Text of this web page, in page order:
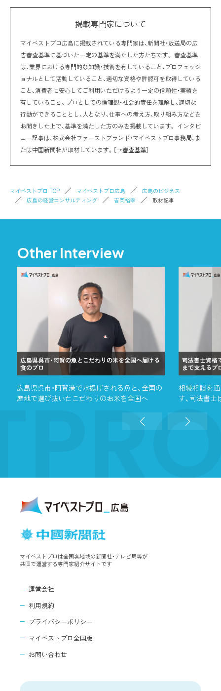
掲載専門家について
マイベストプロ広島に掲載されている専門家は、新聞社・放送局の広
告審査基準に基づいた一定の基準を満たした方たちです。 審査基準
は、業界における専門的な知識・技術を有していること、プロフェッシ
ョナルとして活動していること、適切な資格や許認可を取得している
こと、消費者に安心してご利用いただけるよう一定の信頼性・実績を
有していること、 プロとしての倫理観・社会的責任を理解し、適切な
行動ができることとし、人となり、仕事への考え方、取り組み方などを
お聞きした上で、基準を満たした方のみを掲載しています。 インタビ
ュー記事は、株式会社ファーストブランド・マイベストプロ事務局、ま
たは中国新聞社が取材しています。［→審査基準］
マイベストプロ TOP マイベストプロ広島
広島のビジネス
広島の経営コンサルティング
吉岡裕幸 取材記事
Other Interview
広島県呉市・阿賀の魚とこだわりの米を全国へ届ける
食のプロ
広島県呉市・阿賀港で水揚げされる魚と、全国の
産地で選び抜いたこだわりのお米を全国へ
司法書士資格
まで支えるプ
相続相談を
す、司法書
マイベストプロは全国各地域の新聞社・テレビ局等が
共同で運営する専門家紹介サイトです
運営会社
利用規約
プライバシーポリシー
マイベストプロ全国版
お問い合わせ